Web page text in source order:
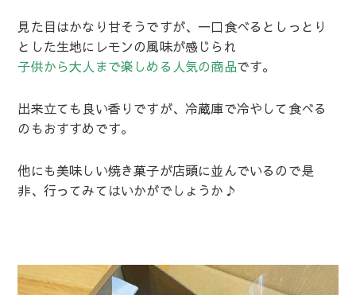
見た目はかなり甘そうですが、一口食べるとしっとり
とした生地にレモンの風味が感じられ
子供から大人まで楽しめる人気の商品です。
出来立ても良い香りですが、冷蔵庫で冷やして食べる
のもおすすめです。
他にも美味しい焼き菓子が店頭に並んでいるので是
非、行ってみてはいかがでしょうか♪